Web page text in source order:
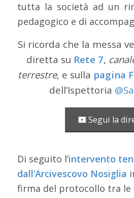
tutta la società ad un
pedagogico e di
Si ricorda che la messa
diretta su Rete 7,
terrestre, e sulla pagina
dell’Ispettoria
Segui la
Di seguito l’intervento
dall’Arcivescovo Nosiglia
firma del protocollo tra le